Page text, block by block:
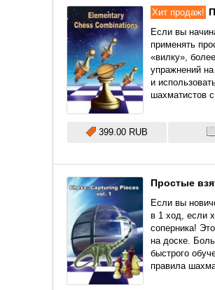
Хит продаж!
Если вы
применять
«вилку»,
упражнений
и
шахматистов
399.00 RUB
Простые
Если вы
в 1 ход, если
соперника!
на доске.
быстрого
правила